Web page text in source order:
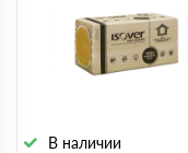
В наличии